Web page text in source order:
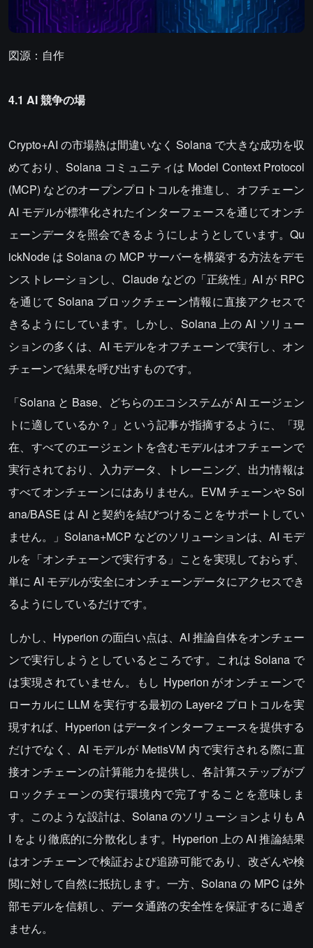
図源：自作
4.1 AI 競争の場
Crypto+AI の市場熱は間違いなく Solana で大きな成功を収
めており、Solana コミュニティは Model Context Protocol
(MCP) などのオープンプロトコルを推進し、オフチェーン
AI モデルが標準化されたインターフェースを通じてオンチ
ェーンデータを照会できるようにしようとしています。Qu
ickNode は Solana の MCP サーバーを構築する方法をデモ
ンストレーションし、Claude などの「正統性」AI が RPC
を通じて Solana ブロックチェーン情報に直接アクセスで
きるようにしています。しかし、Solana 上の AI ソリュー
ションの多くは、AI モデルをオフチェーンで実行し、オン
チェーンで結果を呼び出すものです。
「Solana と Base、どちらのエコシステムが AI エージェン
トに適しているか？」という記事が指摘するように、「現
在、すべてのエージェントを含むモデルはオフチェーンで
実行されており、入力データ、トレーニング、出力情報は
すべてオンチェーンにはありません。EVM チェーンや Sol
ana/BASE は AI と契約を結びつけることをサポートしてい
ません。」Solana+MCP などのソリューションは、AI モデ
ルを「オンチェーンで実行する」ことを実現しておらず、
単に AI モデルが安全にオンチェーンデータにアクセスでき
るようにしているだけです。
しかし、Hyperion の面白い点は、AI 推論自体をオンチェー
ンで実行しようとしているところです。これは Solana で
は実現されていません。もし Hyperion がオンチェーンで
ローカルに LLM を実行する最初の Layer-2 プロトコルを実
現すれば、Hyperion はデータインターフェースを提供する
だけでなく、AI モデルが MetisVM 内で実行される際に直
接オンチェーンの計算能力を提供し、各計算ステップがブ
ロックチェーンの実行環境内で完了することを意味しま
す。このような設計は、Solana のソリューションよりも A
I をより徹底的に分散化します。Hyperion 上の AI 推論結果
はオンチェーンで検証および追跡可能であり、改ざんや検
閲に対して自然に抵抗します。一方、Solana の MPC は外
部モデルを信頼し、データ通路の安全性を保証するに過ぎ
ません。